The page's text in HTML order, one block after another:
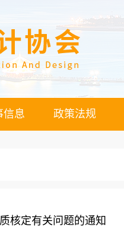
信息 政策法规
核定有关问题的通知